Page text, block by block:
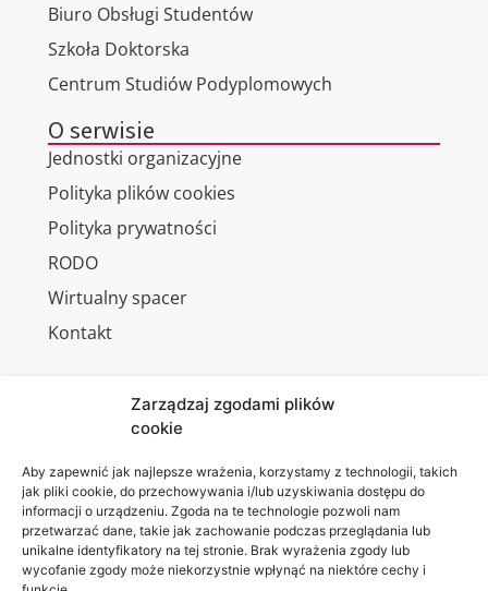
Zarządzaj zgodami plików
cookie
Aby zapewnić jak najlepsze wrażenia, korzystamy z technologii, takich
jak pliki cookie, do przechowywania i/lub uzyskiwania dostępu do
informacji o urządzeniu. Zgoda na te technologie pozwoli nam
przetwarzać dane, takie jak zachowanie podczas przeglądania lub
unikalne identyfikatory na tej stronie. Brak wyrażenia zgody lub
wycofanie zgody może niekorzystnie wpłynąć na niektóre cechy i
Biuro Obsługi Studentów
Szkoła Doktorska
Centrum Studiów Podyplomowych
O serwisie
Jednostki organizacyjne
Polityka plików cookies
Polityka prywatności
RODO
Wirtualny spacer
Kontakt
Akademia
WSEI
ul.
Projektowa
4